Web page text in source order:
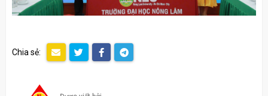
Chia sẻ: